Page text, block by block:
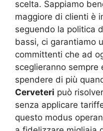
scelta. Sappiamo
maggiore di clienti è
seguendo la politica
bassi, ci garantiamo
committenti che ad
sceglieranno sempre
spendere di più
Cerveteri può
senza applicare
questo modus